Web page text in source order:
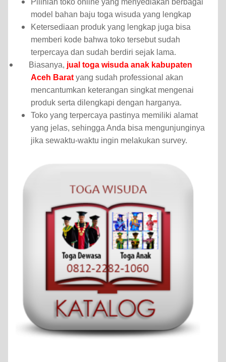
Pilihlah toko online yang menyediakan berbagai
model bahan baju toga wisuda yang lengkap
Ketersediaan produk yang lengkap juga bisa
memberi kode bahwa toko tersebut sudah
terpercaya dan sudah berdiri sejak lama.
Biasanya, jual toga wisuda anak kabupaten
Aceh Baratyang sudah professional akan
mencantumkan keterangan singkat mengenai
produk serta dilengkapi dengan harganya.
Toko yang terpercaya pastinya memiliki alamat
yang jelas, sehingga Anda bisa mengunjunginya
jika sewaktu-waktu ingin melakukan survey.